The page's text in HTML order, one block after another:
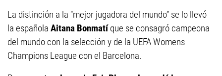
La distinción a la “mejor jugadora del mundo” se lo llevó
la española Aitana Bonmatíque se consagró campeona
del mundo con la selección y de la UEFA Womens
Champions League con el Barcelona.